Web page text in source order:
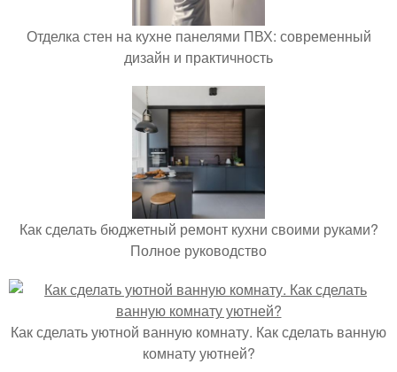
Отделка стен на кухне панелями ПВХ: современный
дизайн и практичность
Как сделать бюджетный ремонт кухни своими руками?
Полное руководство
Как сделать уютной ванную комнату. Как сделать ванную
комнату уютней?